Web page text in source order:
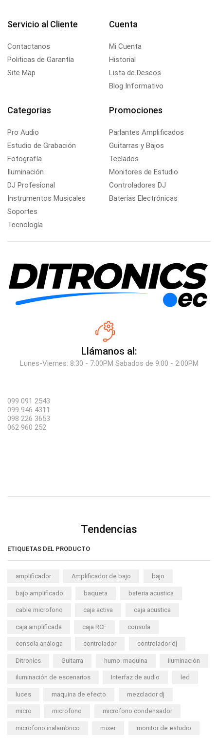
Servicio al Cliente
Contactanos
Politicas de Garantía
Site Map
Cuenta
Mi Cuenta
Historial
Lista de Deseos
Blog Informativo
Categorias
Pro Audio
Estudio de Grabación
Fotografía
Iluminación
DJ Profesional
Instrumentos Musicales
Soportes
Tecnología
Promociones
Parlantes Amplificados
Guitarras y Bajos
Teclados
Monitores de Estudio
Controladores DJ
Baterías Electrónicas
Llámanos al:
Lunes-Viernes: 8:30 - 7:00PM Sabados de 9:00 - 2:00PM
099 091 2543
099 946 4311
098 226 3653
062 960 252
Tendencias
ETIQUETAS DEL PRODUCTO
amplificador Amplificador de bajo bajo
bajo amplificado baqueta bateria acustica
cable microfono caja activa caja acustica
caja amplificada caja RCF consola
consola análoga controlador controlador dj
Ditronics Guitarra humo. maquina iluminación
iluminación de escenarios Interfaz de audio led
luces maquina de efecto mezclador dj
micro microfono microfono condensador
microfono inalambrico mixer monitor de estudio